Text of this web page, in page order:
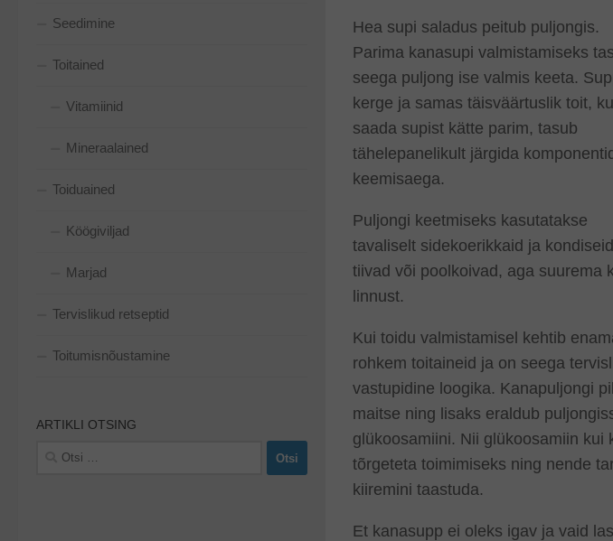
Hea supi saladus peitub puljongis.
Parima kanasupi valmistamiseks
seega puljong ise valmis keeta.
kerge ja samas täisväärtuslik toit,
saada supist kätte parim, tasub
tähelepanelikult järgida
keemisaega.
Puljongi keetmiseks kasutatakse
tavaliselt sidekoerikkaid ja
tiivad või poolkoivad, aga suurema
linnust.
Kui toidu valmistamisel kehtib
rohkem toitaineid ja on seega
vastupidine loogika. Kanapuljongi
maitse ning lisaks eraldub
glükoosamiini. Nii glükoosamiin kui
tõrgeteta toimimiseks ning nende
kiiremini taastuda.
Et kanasupp ei oleks igav ja vaid
Seedimine
Toitained
Vitamiinid
Mineraalained
Toiduained
Köögiviljad
Marjad
Tervislikud retseptid
Toitumisnõustamine
ARTIKLI OTSING